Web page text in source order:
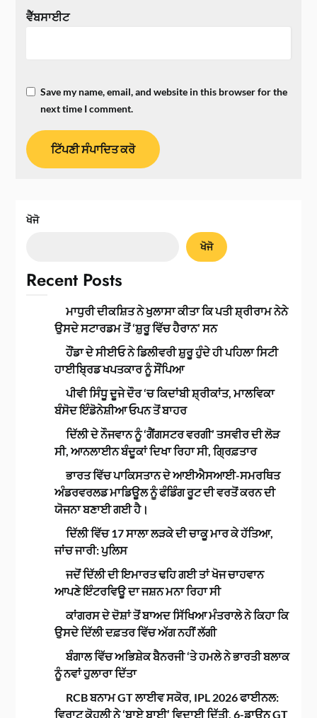
ਵੈੱਬਸਾਈਟ
Save my name, email, and website in this browser for the
next time I comment.
ਖੋਜੋ
ਖੋਜੋ
Recent Posts
ਮਾਧੁਰੀ ਦੀਕਸ਼ਿਤ ਨੇ ਖੁਲਾਸਾ ਕੀਤਾ ਕਿ ਪਤੀ ਸ਼੍ਰੀਰਾਮ ਨੇਨੇ
ਉਸਦੇ ਸਟਾਰਡਮ ਤੋਂ ‘ਸ਼ੁਰੂ ਵਿੱਚ ਹੈਰਾਨ’ ਸਨ
ਹੌਂਡਾ ਦੇ ਸੀਈਓ ਨੇ ਡਿਲੀਵਰੀ ਸ਼ੁਰੂ ਹੁੰਦੇ ਹੀ ਪਹਿਲਾ ਸਿਟੀ
ਹਾਈਬ੍ਰਿਡ ਖਪਤਕਾਰ ਨੂੰ ਸੌਂਪਿਆ
ਪੀਵੀ ਸਿੰਧੂ ਦੂਜੇ ਦੌਰ ‘ਚ ਕਿਦਾਂਬੀ ਸ਼੍ਰੀਕਾਂਤ, ਮਾਲਵਿਕਾ
ਬੰਸੋਦ ਇੰਡੋਨੇਸ਼ੀਆ ਓਪਨ ਤੋਂ ਬਾਹਰ
ਦਿੱਲੀ ਦੇ ਨੌਜਵਾਨ ਨੂੰ ‘ਗੈਂਗਸਟਰ ਵਰਗੀ’ ਤਸਵੀਰ ਦੀ ਲੋੜ
ਸੀ, ਆਨਲਾਈਨ ਬੰਦੂਕਾਂ ਦਿਖਾ ਰਿਹਾ ਸੀ, ਗ੍ਰਿਫ਼ਤਾਰ
ਭਾਰਤ ਵਿੱਚ ਪਾਕਿਸਤਾਨ ਦੇ ਆਈਐਸਆਈ-ਸਮਰਥਿਤ
ਅੰਡਰਵਰਲਡ ਮਾਡਿਊਲ ਨੂੰ ਫੰਡਿੰਗ ਰੂਟ ਦੀ ਵਰਤੋਂ ਕਰਨ ਦੀ
ਯੋਜਨਾ ਬਣਾਈ ਗਈ ਹੈ।
ਦਿੱਲੀ ਵਿੱਚ 17 ਸਾਲਾ ਲੜਕੇ ਦੀ ਚਾਕੂ ਮਾਰ ਕੇ ਹੱਤਿਆ,
ਜਾਂਚ ਜਾਰੀ: ਪੁਲਿਸ
ਜਦੋਂ ਦਿੱਲੀ ਦੀ ਇਮਾਰਤ ਢਹਿ ਗਈ ਤਾਂ ਖੋਜ ਚਾਹਵਾਨ
ਆਪਣੇ ਇੰਟਰਵਿਊ ਦਾ ਜਸ਼ਨ ਮਨਾ ਰਿਹਾ ਸੀ
ਕਾਂਗਰਸ ਦੇ ਦੋਸ਼ਾਂ ਤੋਂ ਬਾਅਦ ਸਿੱਖਿਆ ਮੰਤਰਾਲੇ ਨੇ ਕਿਹਾ ਕਿ
ਉਸਦੇ ਦਿੱਲੀ ਦਫ਼ਤਰ ਵਿੱਚ ਅੱਗ ਨਹੀਂ ਲੱਗੀ
ਬੰਗਾਲ ਵਿੱਚ ਅਭਿਸ਼ੇਕ ਬੈਨਰਜੀ ‘ਤੇ ਹਮਲੇ ਨੇ ਭਾਰਤੀ ਬਲਾਕ
ਨੂੰ ਨਵਾਂ ਹੁਲਾਰਾ ਦਿੱਤਾ
RCB ਬਨਾਮ GT ਲਾਈਵ ਸਕੋਰ, IPL 2026 ਫਾਈਨਲ:
ਵਿਰਾਟ ਕੋਹਲੀ ਨੇ ‘ਬਾਏ ਬਾਈ’ ਵਿਦਾਈ ਦਿੱਤੀ, 6-ਡਾਊਨ GT